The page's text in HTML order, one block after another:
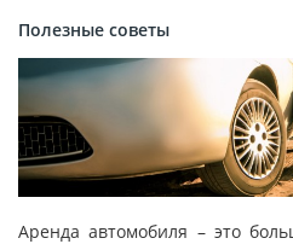
Полезные советы
Аренда автомобиля – это